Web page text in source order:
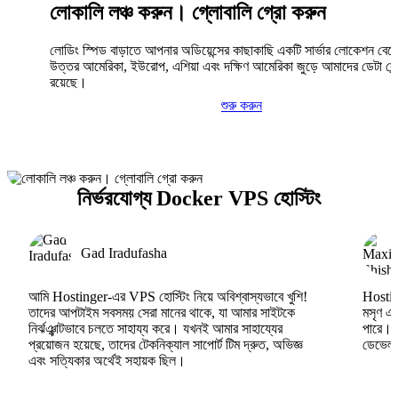
লোকালি লঞ্চ করুন। গ্লোবালি গ্রো করুন
লোডিং স্পিড বাড়াতে আপনার অডিয়েন্সের কাছাকাছি একটি সার্ভার লোকেশন
উত্তর আমেরিকা, ইউরোপ, এশিয়া এবং দক্ষিণ আমেরিকা জুড়ে আমাদের ডেটা
রয়েছে।
শুরু করুন
নির্ভরযোগ্য Docker VPS হোস্টিং
Gad Iradufasha
আমি Hostinger-এর VPS হোস্টিং নিয়ে অবিশ্বাস্যভাবে খুশি!
তাদের আপটাইম সবসময় সেরা মানের থাকে, যা আমার সাইটকে
নির্ঝঞ্ঝাটভাবে চলতে সাহায্য করে। যখনই আমার সাহায্যের
প্রয়োজন হয়েছে, তাদের টেকনিক্যাল সাপোর্ট টিম দ্রুত, অভিজ্ঞ
এবং সত্যিকার অর্থেই সহায়ক ছিল।
মসৃণ